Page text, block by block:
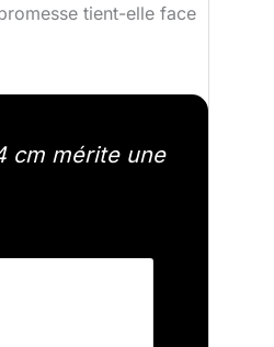
tient-elle face
cm mérite une